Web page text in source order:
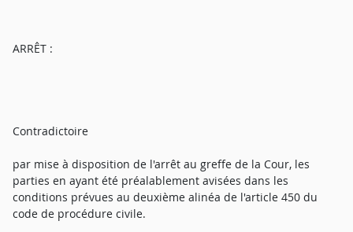
ARRÊT :
Contradictoire
par mise à disposition de l'arrêt au greffe de la Cour, les
parties en ayant été préalablement avisées dans les
conditions prévues au deuxième alinéa de l'article 450 du
code de procédure civile.